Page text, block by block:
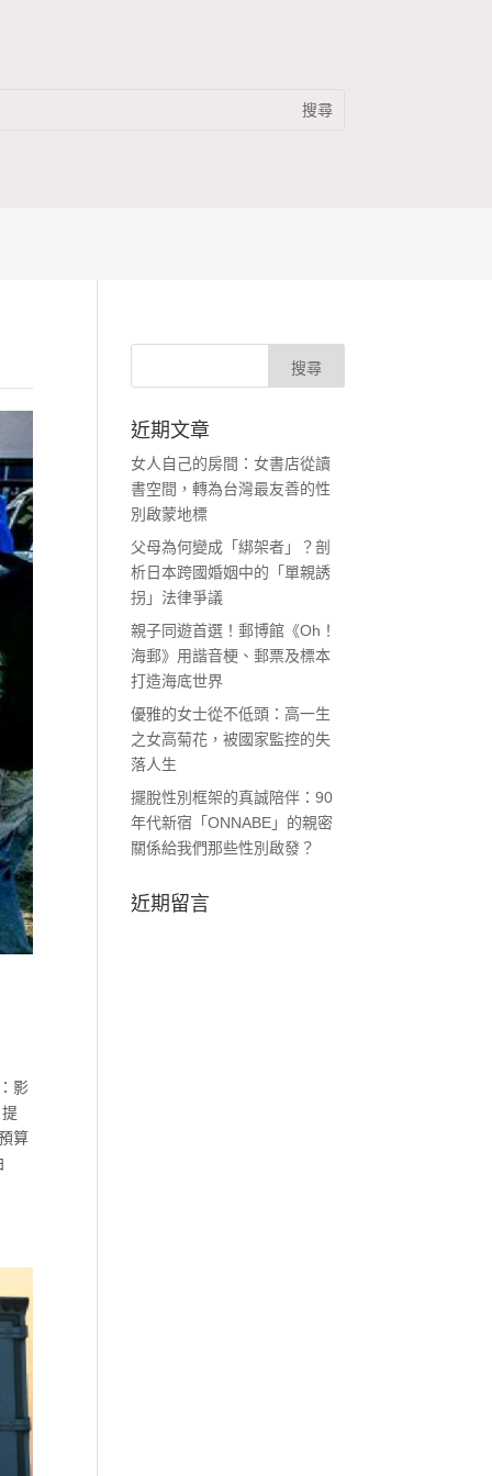
影
算
近期文章
女人自己的房間：女書店從讀
書空間，轉為台灣最友善的性
別啟蒙地標
父母為何變成「綁架者」？剖
析日本跨國婚姻中的「單親誘
拐」法律爭議
親子同遊首選！郵博館《Oh！
海郵》用諧音梗、郵票及標本
打造海底世界
優雅的女士從不低頭：高一生
之女高菊花，被國家監控的失
落人生
擺脫性別框架的真誠陪伴：90
年代新宿「ONNABE」的親密
關係給我們那些性別啟發？
近期留言